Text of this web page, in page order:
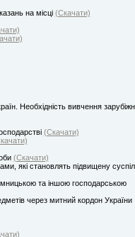
на місці (Скачати)
Необхідність вивчення
(Скачати)
(Скачати)
які становлять підвищену
та іншою господарською
через митний кордон України